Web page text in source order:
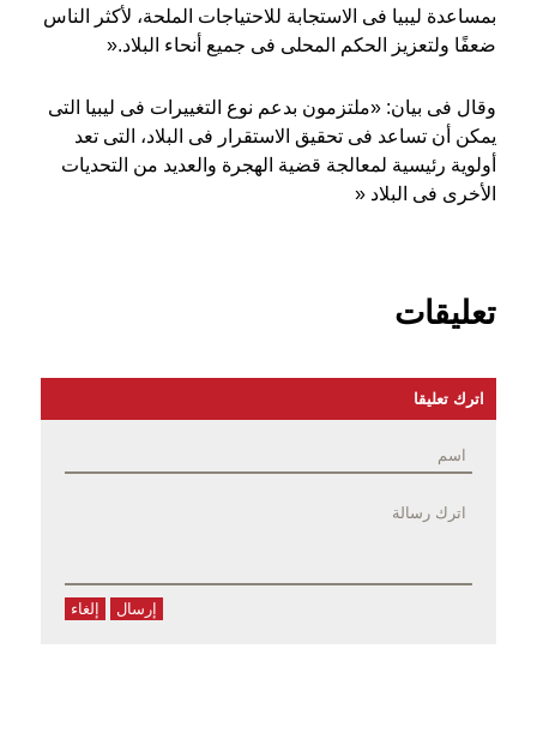
بمساعدة ليبيا فى الاستجابة للاحتياجات الملحة، لأكثر الناس
ضعفًا ولتعزيز الحكم المحلى فى جميع أنحاء البلاد».
وقال فى بيان: «ملتزمون بدعم نوع التغييرات فى ليبيا التى
يمكن أن تساعد فى تحقيق الاستقرار فى البلاد، التى تعد
أولوية رئيسية لمعالجة قضية الهجرة والعديد من التحديات
الأخرى فى البلاد »
تعليقات
اترك تعليقا
إرسال إلغاء